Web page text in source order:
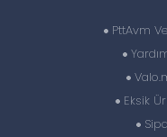
PttAvm
Eksik